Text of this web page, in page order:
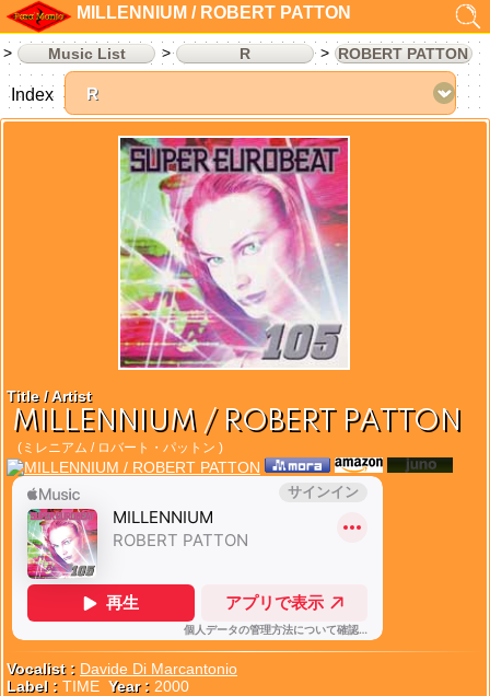
MILLENNIUM / ROBERT PATTON
Music List R ROBERT PATTON
Title / Artist
MILLENNIUM / ROBERT PATTON
(ミレニアム / ロバート・パットン )
Vocalist : Davide Di Marcantonio
Label : TIME Year : 2000
Index